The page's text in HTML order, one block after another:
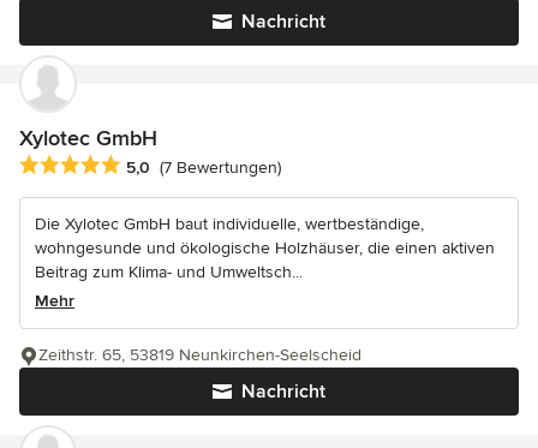
Nachricht
Xylotec GmbH
Durchschnittliche Bewertung: 5 von 5 Sternen
5,0 (7 Bewertungen)
Die Xylotec GmbH baut individuelle, wertbeständige,
wohngesunde und ökologische Holzhäuser, die einen aktiven
Beitrag zum Klima- und Umweltsch...
Mehr
Nachricht
Zeithstr. 65, 53819 Neunkirchen-Seelscheid